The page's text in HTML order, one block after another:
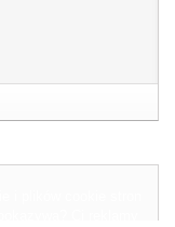
i plików cookie stron